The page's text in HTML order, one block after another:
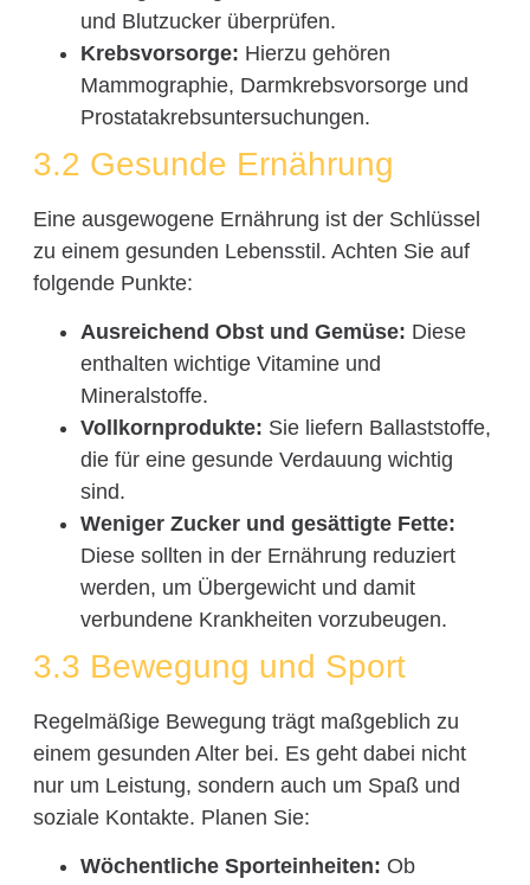
und Blutzucker überprüfen.
Krebsvorsorge: Hierzu gehören
Mammographie, Darmkrebsvorsorge und
Prostatakrebsuntersuchungen.
3.2 Gesunde Ernährung
Eine ausgewogene Ernährung ist der Schlüssel
zu einem gesunden Lebensstil. Achten Sie auf
folgende Punkte:
Ausreichend Obst und Gemüse: Diese
enthalten wichtige Vitamine und
Mineralstoffe.
Vollkornprodukte: Sie liefern Ballaststoffe,
die für eine gesunde Verdauung wichtig
sind.
Weniger Zucker und gesättigte Fette:
Diese sollten in der Ernährung reduziert
werden, um Übergewicht und damit
verbundene Krankheiten vorzubeugen.
3.3 Bewegung und Sport
Regelmäßige Bewegung trägt maßgeblich zu
einem gesunden Alter bei. Es geht dabei nicht
nur um Leistung, sondern auch um Spaß und
soziale Kontakte. Planen Sie:
Wöchentliche Sporteinheiten: Ob